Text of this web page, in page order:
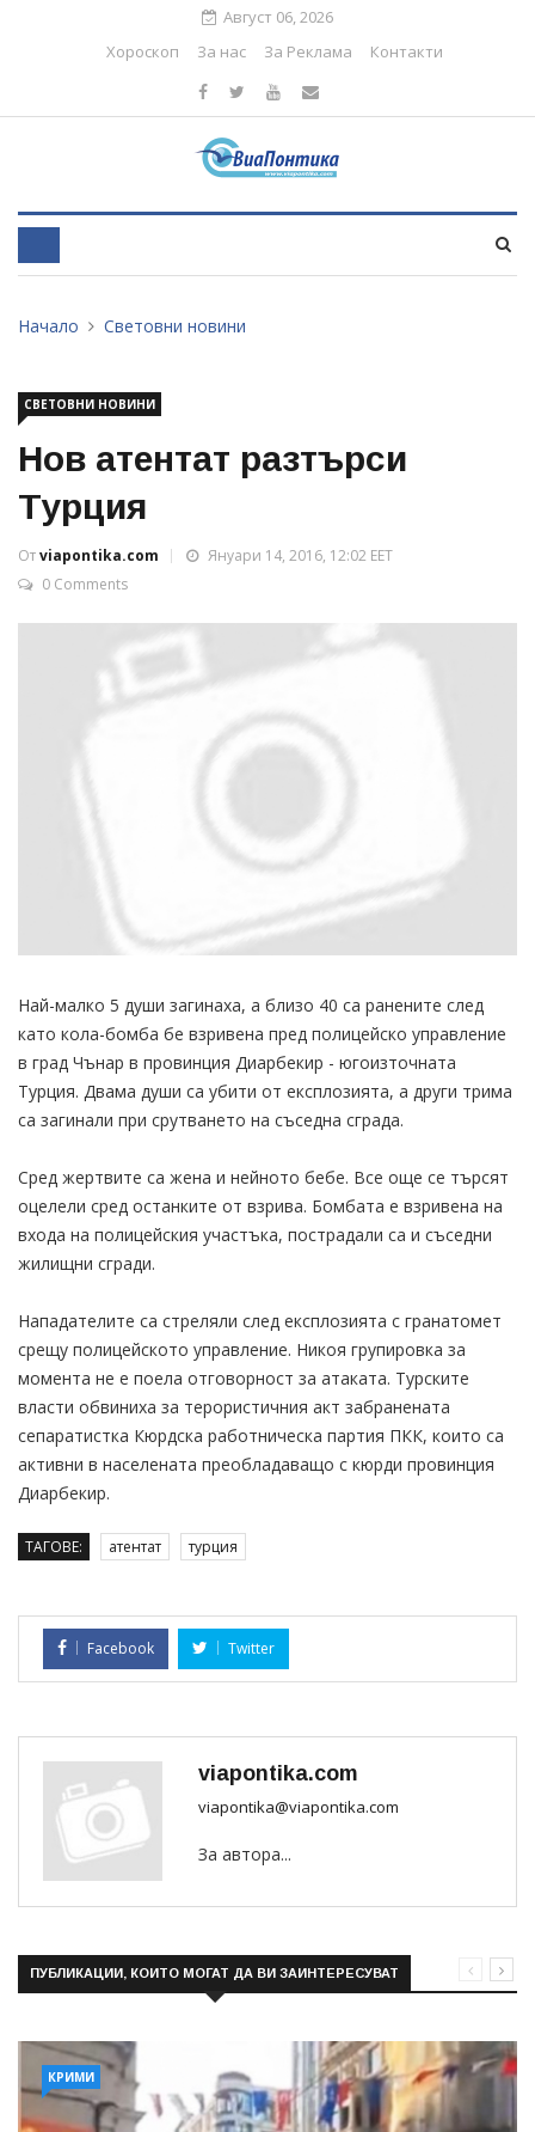
Август 06, 2026
Хороскоп
За нас За Реклама Контакти
Начало Световни новини
СВЕТОВНИ НОВИНИ
Нов атентат разтърси
Турция
Отviapontika.com
Януари 14, 2016, 12:02 EET
0 Comments
Най-малко 5 души загинаха, а близо 40 са ранените след
като кола-бомба бе взривена пред полицейско управление
в град Чънар в провинция Диарбекир - югоизточната
Турция. Двама души са убити от експлозията, а други трима
са загинали при срутването на съседна сграда.
Сред жертвите са жена и нейното бебе. Все още се търсят
оцелели сред останките от взрива. Бомбата е взривена на
входа на полицейския участъка, пострадали са и съседни
жилищни сгради.
Нападателите са стреляли след експлозията с гранатомет
срещу полицейското управление. Никоя групировка за
момента не е поела отговорност за атаката. Турските
власти обвиниха за терористичния акт забранената
сепаратистка Кюрдска работническа партия ПКК, които са
активни в населената преобладаващо с кюрди провинция
Диарбекир.
ТАГОВЕ: атентат турция
Facebook Twitter
viapontika.com
viapontika@viapontika.com
За автора...
ПУБЛИКАЦИИ, КОИТО МОГАТ ДА ВИ ЗАИНТЕРЕСУВАТ
КРИМИ